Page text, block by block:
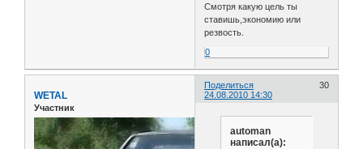
Смотря какую цель ты
ставишь,экономию или
резвость.
0
Поделиться
30
24.08.2010 14:30
WETAL
Участник
automan
написал(а):